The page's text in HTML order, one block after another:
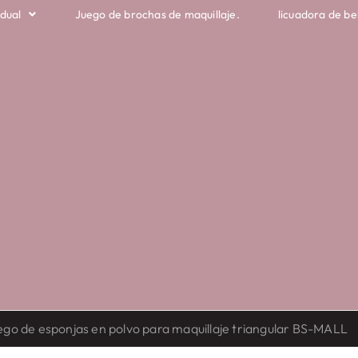
Juego de brochas de maquillaje. licuadora de
de esponjas en polvo para maquillaje triangular BS-MALL